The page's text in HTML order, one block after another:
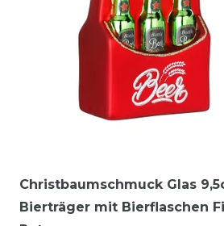
Christbaumschmuck Glas
Bierträger mit Bierflaschen